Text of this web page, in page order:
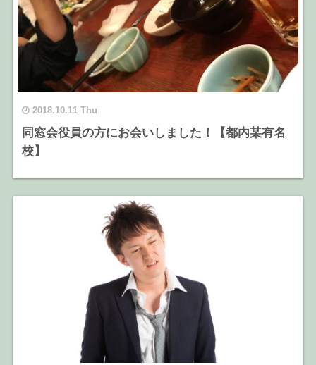
2018.10.11 Thu
同窓会役員の方にお会いしました！【都内某有名
校】